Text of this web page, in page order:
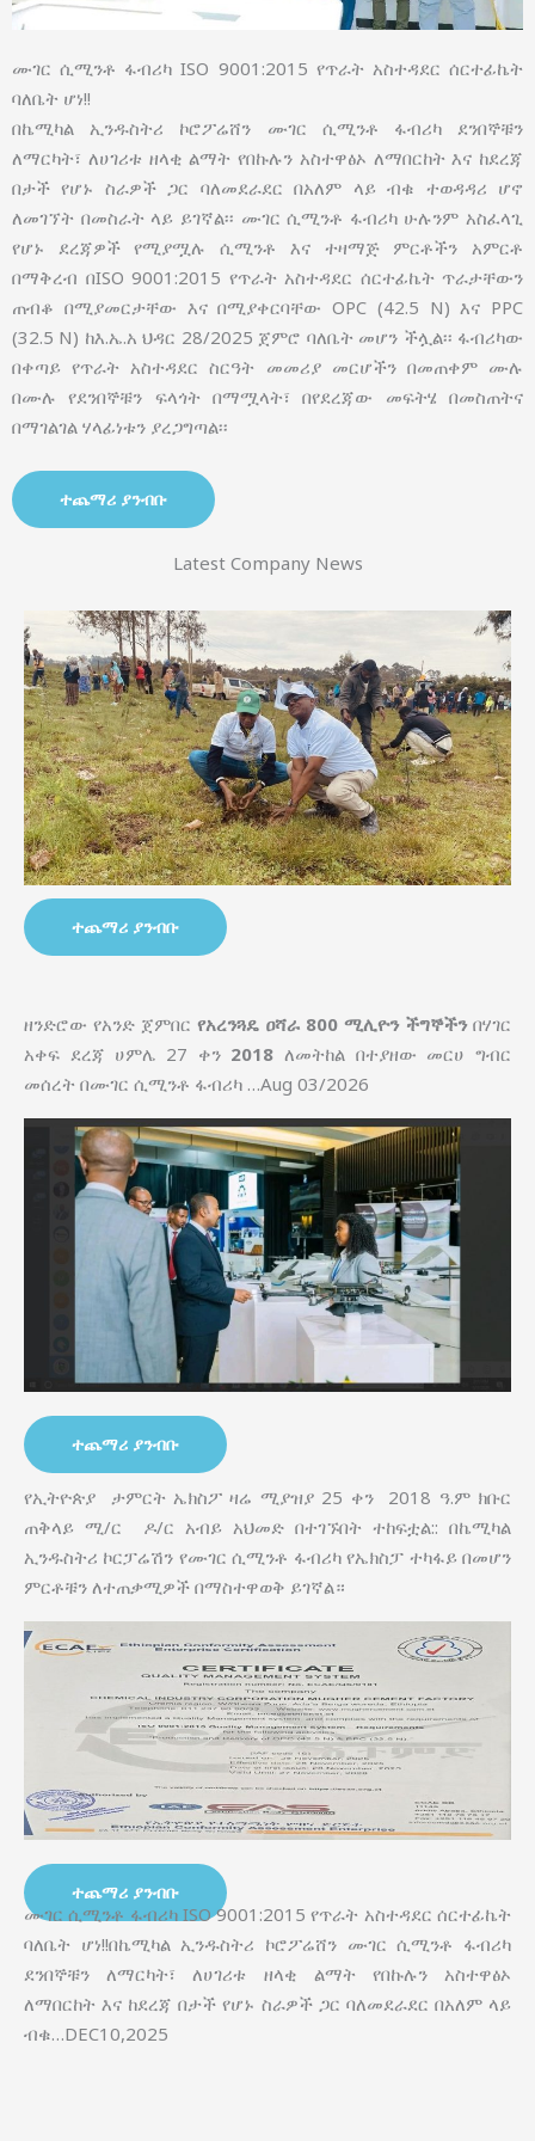
ሙገር ሲሚንቶ ፋብሪካ ISO 9001:2015 የጥራት አስተዳደር ሰርተፊኬት
ባለቤት ሆነ!!
በኬሚካል ኢንዱስትሪ ኮሮፖሬሸን ሙገር ሲሚንቶ ፋብሪካ ደንበኞቹን
ለማርካት፣ ለሀገሪቱ ዘላቂ ልማት የበኩሉን አስተዋፅኦ ለማበርከት እና ከደረጃ
በታች የሆኑ ስራዎች ጋር ባለመደራደር በአለም ላይ ብቁ ተወዳዳሪ ሆኖ
ለመገኘት በመስራት ላይ ይገኛል፡፡ ሙገር ሲሚንቶ ፋብሪካ ሁሉንም አስፈላጊ
የሆኑ ደረጃዎች የሚያሟሉ ሲሚንቶ እና ተዛማጅ ምርቶችን አምርቶ
በማቅረብ በISO 9001:2015 የጥራት አስተዳደር ሰርተፊኬት ጥራታቸውን
ጠብቆ በሚያመርታቸው እና በሚያቀርባቸው OPC (42.5 N) እና PPC
(32.5 N) ከእ.ኤ.አ ህዳር 28/2025 ጀምሮ ባለቤት መሆን ችሏል፡፡ ፋብሪካው
በቀጣይ የጥራት አስተዳደር ስርዓት መመሪያ መርሆችን በመጠቀም ሙሉ
በሙሉ የደንበኞቹን ፍላጎት በማሟላት፣ በየደረጃው መፍትሄ በመስጠትና
በማገልገል ሃላፊነቱን ያረጋግጣል፡፡
ተጨማሪ ያንብቡ
Latest Company News
ተጨማሪ ያንብቡ
ዘንድሮው የአንድ ጀምበር የአረንጓዴ ዐሻራ 800 ሚሊዮን ችግኞችንበሃገር
አቀፍ ደረጃ ሀምሌ 27 ቀን 2018ለመትከል በተያዘው መርሀ ግብር
መሰረት በሙገር ሲሚንቶ ፋብሪካ …Aug 03/2026
ተጨማሪ ያንብቡ
የኢትዮጵያ ታምርት ኤክስፖ ዛሬ ሚያዝያ 25 ቀን 2018 ዓ.ም ክቡር
ጠቅላይ ሚ/ር ዶ/ር አብይ አህመድ በተገኙበት ተከፍቷል:: በኬሚካል
ኢንዱስትሪ ኮርፓሬሽን የሙገር ሲሚንቶ ፋብሪካ የኤክስፓ ተካፋይ በመሆን
ምርቶቹን ለተጠቃሚዎች በማስተዋወቅ ይገኛል።
ተጨማሪ ያንብቡ
ሙገር ሲሚንቶ ፋብሪካ ISO 9001:2015 የጥራት አስተዳደር ሰርተፊኬት
ባለቤት ሆነ!!በኬሚካል ኢንዱስትሪ ኮሮፖሬሸን ሙገር ሲሚንቶ ፋብሪካ
ደንበኞቹን ለማርካት፣ ለሀገሪቱ ዘላቂ ልማት የበኩሉን አስተዋፅኦ
ለማበርከት እና ከደረጃ በታች የሆኑ ስራዎች ጋር ባለመደራደር በአለም ላይ
ብቁ…DEC10,2025